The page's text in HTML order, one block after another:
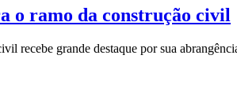
o ramo da construção civil
recebe grande destaque por sua